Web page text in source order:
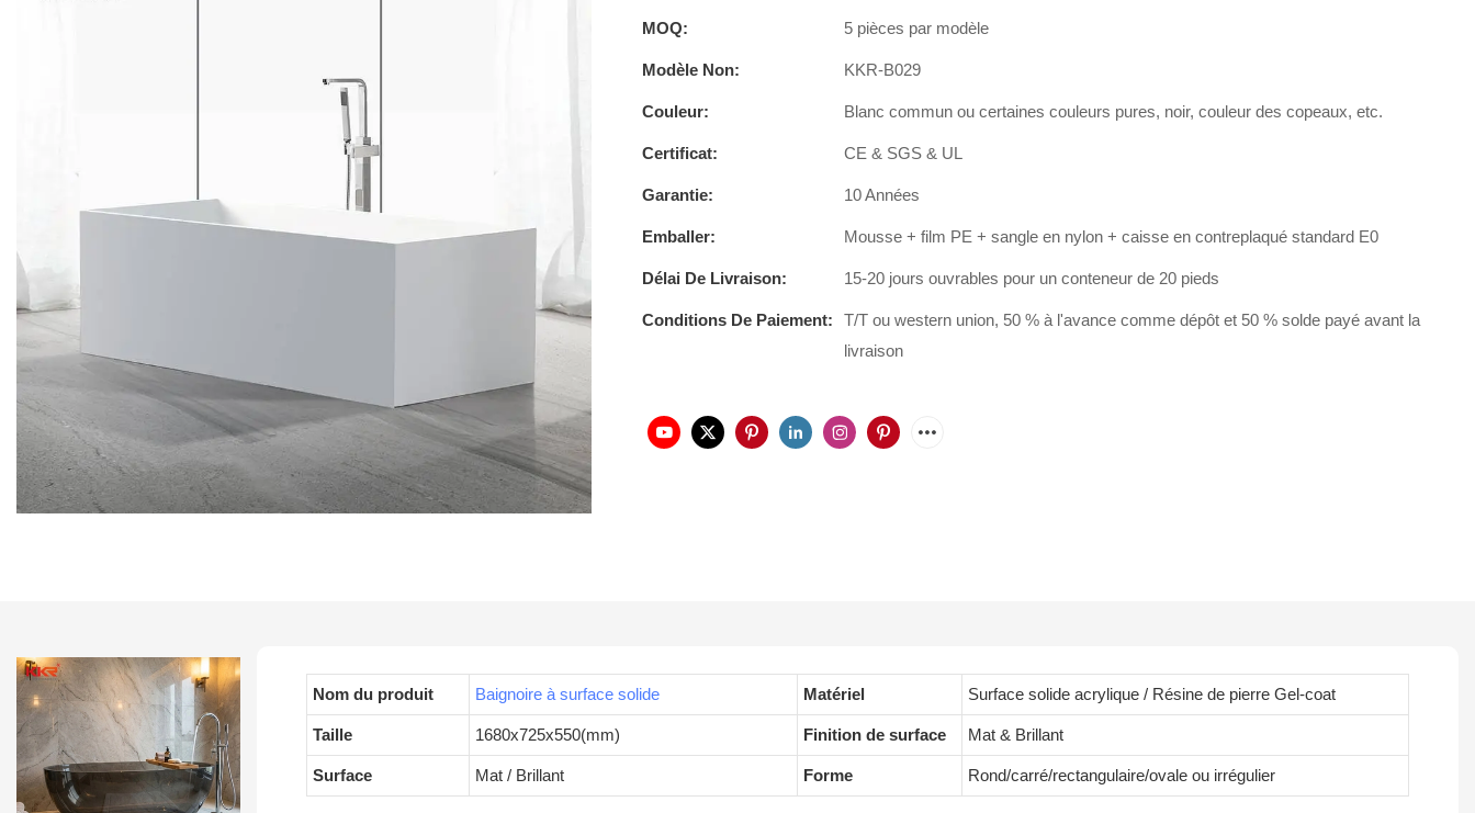
MOQ: 5 pièces par modèle
Modèle Non: KKR-B029
Couleur: Blanc commun ou certaines couleurs pures, noir, couleur des copeaux, etc.
Certificat: CE & SGS & UL
Garantie: 10 Années
Emballer: Mousse + film PE + sangle en nylon + caisse en contreplaqué standard E0
Délai De Livraison: 15-20 jours ouvrables pour un conteneur de 20 pieds
Conditions De Paiement:
T/T ou western union, 50 % à l'avance comme dépôt et 50 % solde payé avant la
livraison
Nom du produit Baignoire à surface solide Matériel Surface solide acrylique / Résine de pierre Gel-coat
Taille 1680x725x550(mm) Finition de surface Mat & Brillant
Surface Mat / Brillant Forme Rond/carré/rectangulaire/ovale ou irrégulier